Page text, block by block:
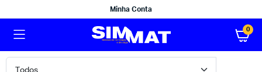
Minha Conta
0